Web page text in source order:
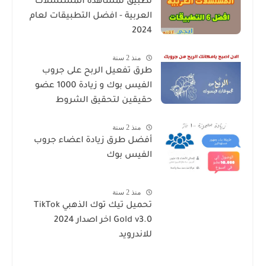
العربية - افضل التطبيقات لعام
2024
منذ 2 سنة
طرق تفعيل الربح على جروب
الفيس بوك و زيادة 1000 عضو
حقيقين لتحقيق الشروط
منذ 2 سنة
أفضل طرق زيادة اعضاء جروب
الفيس بوك
منذ 2 سنة
تحميل تيك توك الذهبي TikTok
Gold v3.0 اخر اصدار 2024
للاندرويد